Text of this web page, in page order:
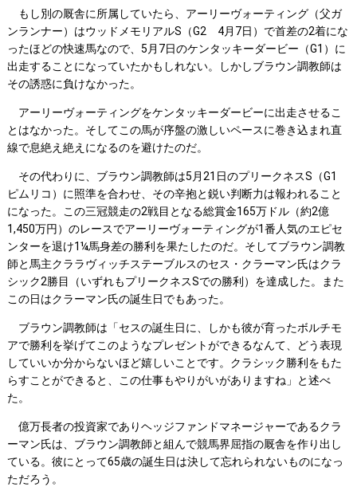
もし別の厩舎に所属していたら、アーリーヴォーティング（父ガ
ンランナー）はウッドメモリアルS（G2 4月7日）で首差の2着にな
ったほどの快速馬なので、5月7日のケンタッキーダービー（G1）に
出走することになっていたかもしれない。しかしブラウン調教師は
その誘惑に負けなかった。
アーリーヴォーティングをケンタッキーダービーに出走させるこ
とはなかった。そしてこの馬が序盤の激しいペースに巻き込まれ直
線で息絶え絶えになるのを避けたのだ。
その代わりに、ブラウン調教師は5月21日のプリークネスS（G1
ピムリコ）に照準を合わせ、その辛抱と鋭い判断力は報われること
になった。この三冠競走の2戦目となる総賞金165万ドル（約2億
1,450万円）のレースでアーリーヴォーティングが1番人気のエピセ
ンターを退け1¼馬身差の勝利を果たしたのだ。そしてブラウン調教
師と馬主クララヴィッチステーブルスのセス・クラーマン氏はクラ
シック2勝目（いずれもプリークネスSでの勝利）を達成した。また
この日はクラーマン氏の誕生日でもあった。
ブラウン調教師は「セスの誕生日に、しかも彼が育ったボルチモ
アで勝利を挙げてこのようなプレゼントができるなんて、どう表現
していいか分からないほど嬉しいことです。クラシック勝利をもた
らすことができると、この仕事もやりがいがありますね」と述べ
た。
億万長者の投資家でありヘッジファンドマネージャーであるクラ
ーマン氏は、ブラウン調教師と組んで競馬界屈指の厩舎を作り出し
ている。彼にとって65歳の誕生日は決して忘れられないものになっ
ただろう。